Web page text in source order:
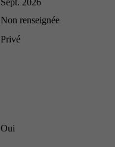
Sept. 2026
Non renseignée
Privé
Oui